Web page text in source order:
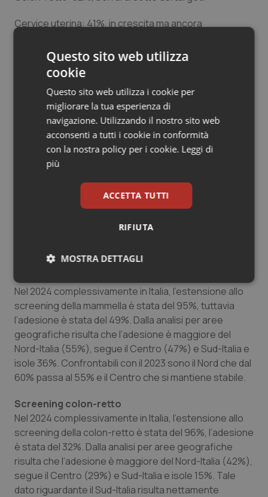
Cervice uterina: 41%, in crescita ma ancora
Le Regioni migliori: Toscana, Emilia-Romagna e
Umbria
La Toscana brilla anche sul fronte screening, con
estensioni superiori al 100% sia per la mammella sia per
la cervice uterina e adesioni rispettivamente al 59,99%
e 51,46%. Lo screening colon-rettale si mantiene su
ottimi livelli, con estensione del 100,64% e adesione del
40,07%. Emilia-Romagna e Umbria non sono da meno:
un’adesione record del 67,20%, mentre in Umbria
l’adesione agli screening per la cervice uterina arriva al
64,30%, dati che riflettono la capacità di queste
Screening mammella
Nel 2024 complessivamente in Italia, l’estensione allo
screening della mammella è stata del 95%, tuttavia
l’adesione è stata del 49%. Dalla analisi per aree
geografiche risulta che l’adesione è maggiore del
Nord-Italia (55%), segue il Centro (47%) e Sud-Italia e
isole 36%. Confrontabili con il 2023 sono il Nord che dal
60% passa al 55% e il Centro che si mantiene stabile.
Screening colon-retto
Nel 2024 complessivamente in Italia, l’estensione allo
screening della colon-retto è stata del 96%, l’adesione
è stata del 32%. Dalla analisi per aree geografiche
risulta che l’adesione è maggiore del Nord-Italia (42%),
segue il Centro (29%) e Sud-Italia e isole 15%. Tale
dato riguardante il Sud-Italia risulta nettamente
Questo sito web utilizza
cookie
Questo sito web utilizza i cookie per
migliorare la tua esperienza di
navigazione. Utilizzando il nostro sito web
acconsenti a tutti i cookie in conformità
con la nostra policy per i cookie. Leggi di
più
ACCETTA TUTTI
RIFIUTA
MOSTRA DETTAGLI
Necessari Statistici Marketing
Necessari Statistici Marketing
sito web abilitandone funzionalità di base quali la
navigazione sulle pagine e l'accesso alle aree
protette del sito. Il sito web non è in grado di
funzionare correttamente senza questi cookie.
Nome
Fornitore/Dominio
VISITOR_PRIVACY_METADATA
YouTube
.youtube.com
5